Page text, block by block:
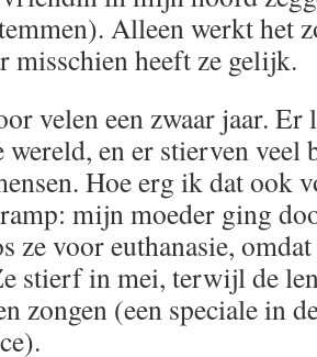
Alleen werkt het
misschien heeft ze gelijk.
velen een zwaar jaar. Er
wereld, en er stierven veel
Hoe erg ik dat ook
mijn moeder ging
ze voor euthanasie,
stierf in mei, terwijl de
zongen (een speciale in